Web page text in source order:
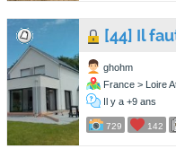
[44] Il
ghohm
France > Loire
Il y a +9 ans
729 142